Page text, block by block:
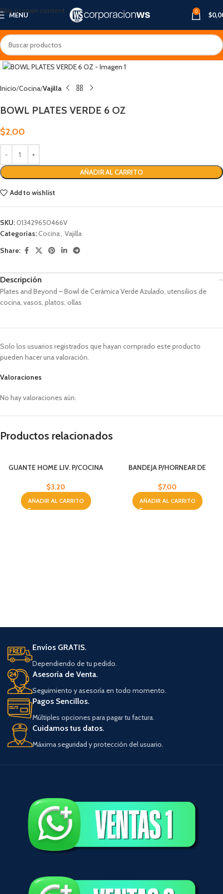
Skip to main content
MENU 0 $
Inicio Cocina Vajilla
BOWL PLATES VERDE 6 OZ
$2,00
AÑADIR AL CARRITO
Add to wishlist
SKU:013429650466V
Categorías:Cocina Vajilla
Share:
Descripción
Plates and Beyond – Bowl de Cerámica Verde Azulado, utensilios de
cocina, vasos, platos, ollas
Valoraciones
No hay valoraciones aún.
Solo los usuarios registrados que hayan comprado este producto
pueden hacer una valoración.
Productos relacionados
GUANTE HOME LIV. P/COCINA
$3,20
AÑADIR AL CARRITO
BANDEJA P/HORNEAR DE
$7,00
AÑADIR AL CARRITO
Envíos GRATIS.
Dependiendo de tu pedido.
Asesoría de Venta.
Seguimiento y asesoría en todo momento.
Pagos Sencillos.
Múltiples opciones para pagar tu factura.
Cuidamos tus datos.
Máxima seguridad y protección del usuario.